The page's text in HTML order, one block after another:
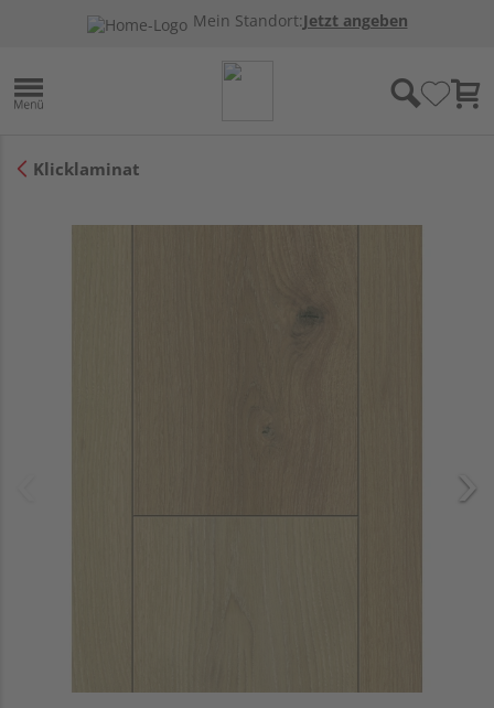
Mein Standort:Jetzt angeben
Klicklaminat